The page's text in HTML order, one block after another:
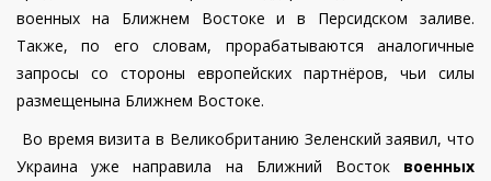
военных на Ближнем Востоке и в Персидском заливе.
Также, по его словам, прорабатываются аналогичные
запросы со стороны европейских партнёров, чьи силы
размещенына Ближнем Востоке.
Во время визита в Великобританию Зеленский заявил, что
Украина уже направила на Ближний Восток военных